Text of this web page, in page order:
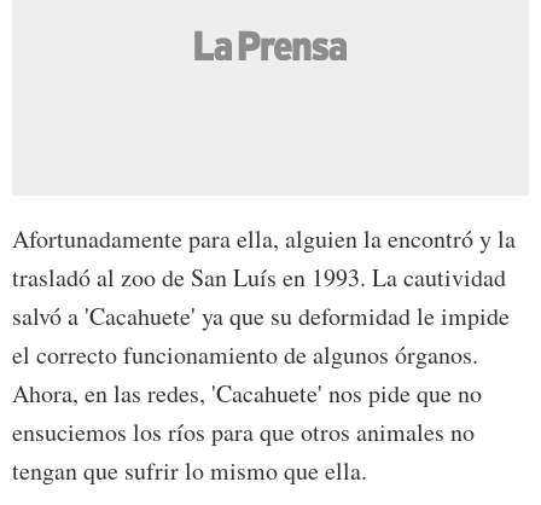
Afortunadamente para ella, alguien la encontró y la
trasladó al zoo de San Luís en 1993. La cautividad
salvó a 'Cacahuete' ya que su deformidad le impide
el correcto funcionamiento de algunos órganos.
Ahora, en las redes, 'Cacahuete' nos pide que no
ensuciemos los ríos para que otros animales no
tengan que sufrir lo mismo que ella.